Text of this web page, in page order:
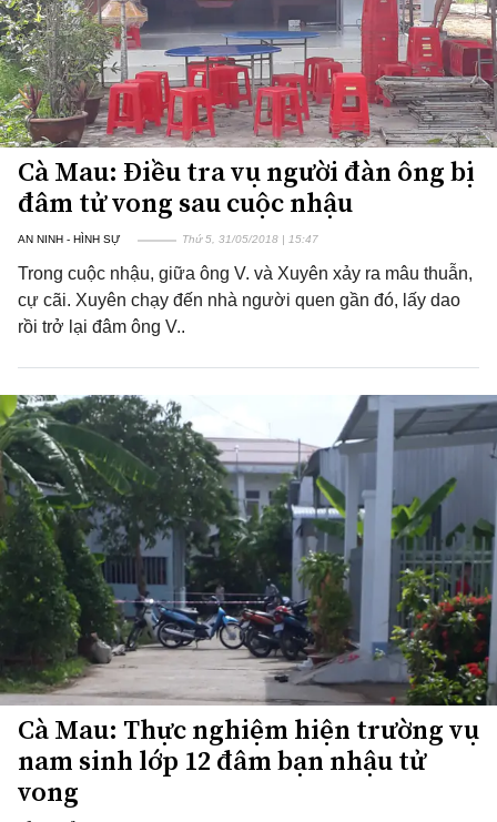
Cà Mau: Điều tra vụ người đàn ông bị
đâm tử vong sau cuộc nhậu
AN NINH - HÌNH SỰ Thứ 5, 31/05/2018 | 15:47
Trong cuộc nhậu, giữa ông V. và Xuyên xảy ra mâu thuẫn,
cự cãi. Xuyên chạy đến nhà người quen gần đó, lấy dao
rồi trở lại đâm ông V..
Cà Mau: Thực nghiệm hiện trường vụ
nam sinh lớp 12 đâm bạn nhậu tử
vong